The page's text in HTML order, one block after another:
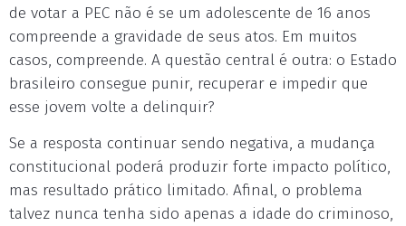
de votar a PEC não é se um adolescente de 16 anos
compreende a gravidade de seus atos. Em muitos
casos, compreende. A questão central é outra: o Estado
brasileiro consegue punir, recuperar e impedir que
esse jovem volte a delinquir?
Se a resposta continuar sendo negativa, a mudança
constitucional poderá produzir forte impacto político,
mas resultado prático limitado. Afinal, o problema
talvez nunca tenha sido apenas a idade do criminoso,